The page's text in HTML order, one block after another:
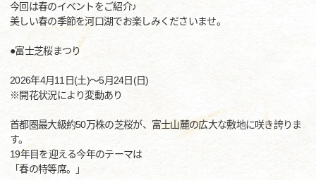
今回は春のイベントをご紹介♪
美しい春の季節を河口湖でお楽しみくださいませ。
●富士芝桜まつり
2026年4月11日(土)～5月24日(日)
※開花状況により変動あり
首都圏最大級約50万株の芝桜が、富士山麓の広大な敷地に咲き誇りま
す。
19年目を迎える今年のテーマは
「春の特等席。」